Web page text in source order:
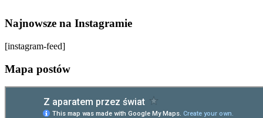
Najnowsze na Instagramie
[instagram-feed]
Mapa postów